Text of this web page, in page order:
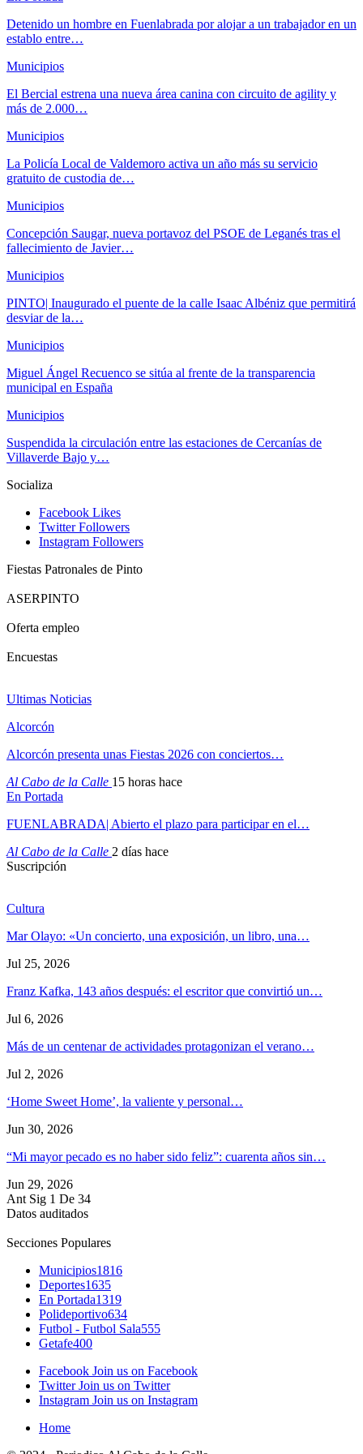
Detenido un hombre en Fuenlabrada por alojar a un trabajador en un
establo entre…
Municipios
El Bercial estrena una nueva área canina con circuito de agility y
más de 2.000…
Municipios
La Policía Local de Valdemoro activa un año más su servicio
gratuito de custodia de…
Municipios
Concepción Saugar, nueva portavoz del PSOE de Leganés tras el
fallecimiento de Javier…
Municipios
PINTO| Inaugurado el puente de la calle Isaac Albéniz que permitirá
desviar de la…
Municipios
Miguel Ángel Recuenco se sitúa al frente de la transparencia
municipal en España
Municipios
Suspendida la circulación entre las estaciones de Cercanías de
Villaverde Bajo y…
Socializa
Facebook Likes
Twitter Followers
Instagram Followers
Fiestas Patronales de Pinto
ASERPINTO
Oferta empleo
Encuestas
Ultimas Noticias
Alcorcón
Alcorcón presenta unas Fiestas 2026 con conciertos…
Al Cabo de la Calle 15 horas hace
En Portada
FUENLABRADA| Abierto el plazo para participar en el…
Al Cabo de la Calle 2 días hace
Suscripción
Cultura
Mar Olayo: «Un concierto, una exposición, un libro, una…
Jul 25, 2026
Franz Kafka, 143 años después: el escritor que convirtió un…
Jul 6, 2026
Más de un centenar de actividades protagonizan el verano…
Jul 2, 2026
‘Home Sweet Home’, la valiente y personal…
Jun 30, 2026
“Mi mayor pecado es no haber sido feliz”: cuarenta años sin…
Jun 29, 2026
Ant Sig 1 De 34
Datos auditados
Secciones Populares
Municipios1816
Deportes1635
En Portada1319
Polideportivo634
Futbol - Futbol Sala555
Getafe400
Facebook Join us on Facebook
Twitter Join us on Twitter
Instagram Join us on Instagram
Home